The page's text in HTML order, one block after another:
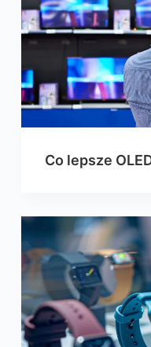
Co lepsze